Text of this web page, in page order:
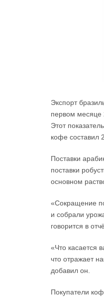
Экспорт
первом месяце
Этот
кофе составил
Поставки
поставки
основном
«Сокращение
и собрали
говорится в
«Что касается
что отражает
добавил он.
Покупатели